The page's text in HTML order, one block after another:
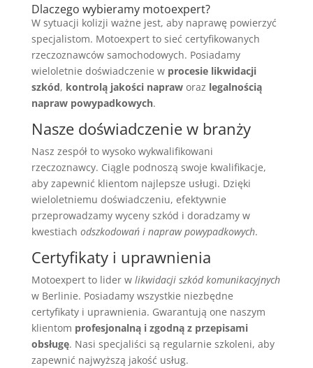
Dlaczego wybieramy motoexpert?
W sytuacji kolizji ważne jest, aby naprawę powierzyć
specjalistom. Motoexpert to sieć certyfikowanych
rzeczoznawców samochodowych. Posiadamy
wieloletnie doświadczenie w procesie likwidacji
szkód, kontrolą jakości napraworaz legalnością
napraw powypadkowych.
Nasze doświadczenie w branży
Nasz zespół to wysoko wykwalifikowani
rzeczoznawcy. Ciągle podnoszą swoje kwalifikacje,
aby zapewnić klientom najlepsze usługi. Dzięki
wieloletniemu doświadczeniu, efektywnie
przeprowadzamy wyceny szkód i doradzamy w
kwestiach odszkodowań i napraw powypadkowych.
Certyfikaty i uprawnienia
Motoexpert to lider w likwidacji szkód komunikacyjnych
w Berlinie. Posiadamy wszystkie niezbędne
certyfikaty i uprawnienia. Gwarantują one naszym
klientom profesjonalną i zgodną z przepisami
obsługę. Nasi specjaliści są regularnie szkoleni, aby
zapewnić najwyższą jakość usług.